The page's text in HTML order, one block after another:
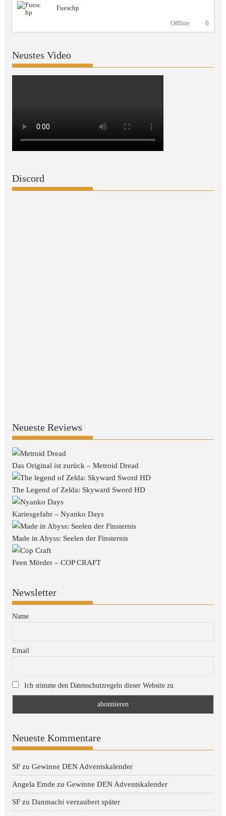
Fueschp
Offline
0
Neustes Video
Discord
Neueste Reviews
Das Original ist zurück – Metroid Dread
The Legend of Zelda: Skyward Sword HD
Kariesgefahr – Nyanko Days
Made in Abyss: Seelen der Finsternis
Feen Mörder – COP CRAFT
Newsletter
Name
Email
Ich stimme den Datenschutzregeln dieser Website zu
Neueste Kommentare
SF zuGewinne DEN Adventskalender
Angela Emde zuGewinne DEN Adventskalender
SF zuDanmachi verzaubert später